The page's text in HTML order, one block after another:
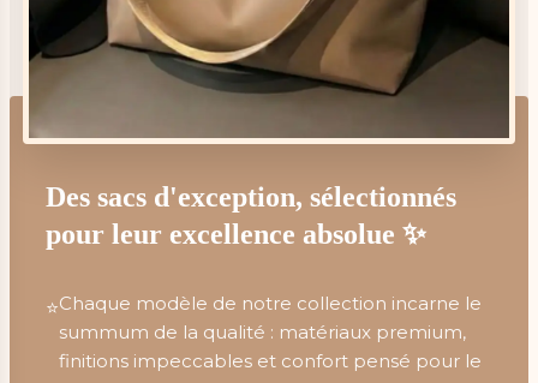
Des sacs d'exception, sélectionnés
pour leur excellence absolue ✨
⭐Chaque modèle de notre collection incarne le
summum de la qualité : matériaux premium,
finitions impeccables et confort pensé pour le